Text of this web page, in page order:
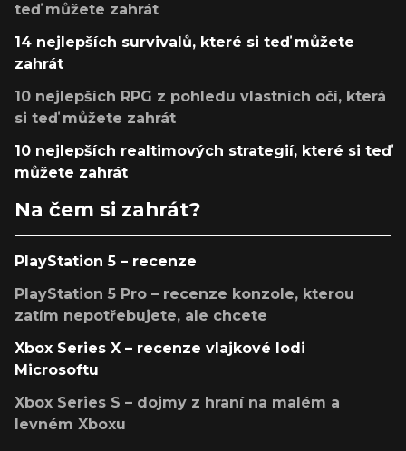
teď můžete zahrát
14 nejlepších survivalů, které si teď můžete
zahrát
10 nejlepších RPG z pohledu vlastních očí, která
si teď můžete zahrát
10 nejlepších realtimových strategií, které si teď
můžete zahrát
Na čem si zahrát?
PlayStation 5 – recenze
PlayStation 5 Pro – recenze konzole, kterou
zatím nepotřebujete, ale chcete
Xbox Series X – recenze vlajkové lodi
Microsoftu
Xbox Series S – dojmy z hraní na malém a
levném Xboxu